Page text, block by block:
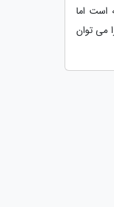
است اما
می توان